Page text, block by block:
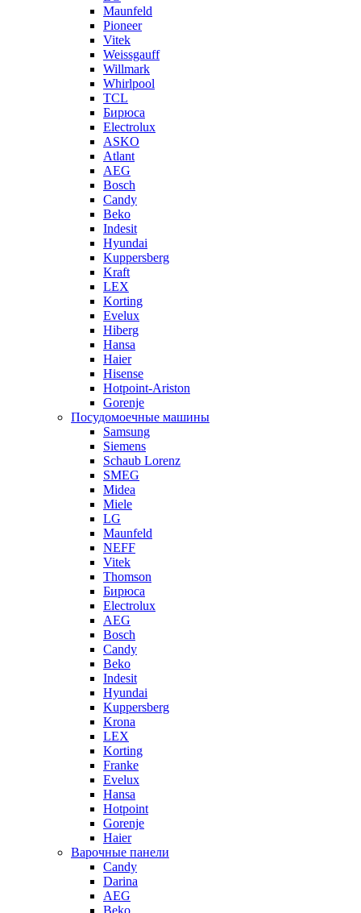
Maunfeld
Pioneer
Vitek
Weissgauff
Willmark
Whirlpool
TCL
Бирюса
Electrolux
ASKO
Atlant
AEG
Bosch
Candy
Beko
Indesit
Hyundai
Kuppersberg
Kraft
LEX
Korting
Evelux
Hiberg
Hansa
Haier
Hisense
Hotpoint-Ariston
Gorenje
Посудомоечные машины
Samsung
Siemens
Schaub Lorenz
SMEG
Midea
Miele
LG
Maunfeld
NEFF
Vitek
Thomson
Бирюса
Electrolux
AEG
Bosch
Candy
Beko
Indesit
Hyundai
Kuppersberg
Krona
LEX
Korting
Franke
Evelux
Hansa
Hotpoint
Gorenje
Haier
Варочные панели
Candy
Darina
AEG